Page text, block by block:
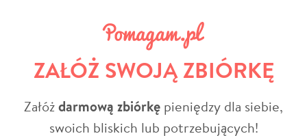
ZAŁÓŻ SWOJĄ ZBIÓRKĘ
Załóżdarmową zbiórkę pieniędzy dla siebie,
swoich bliskich lub potrzebujących!